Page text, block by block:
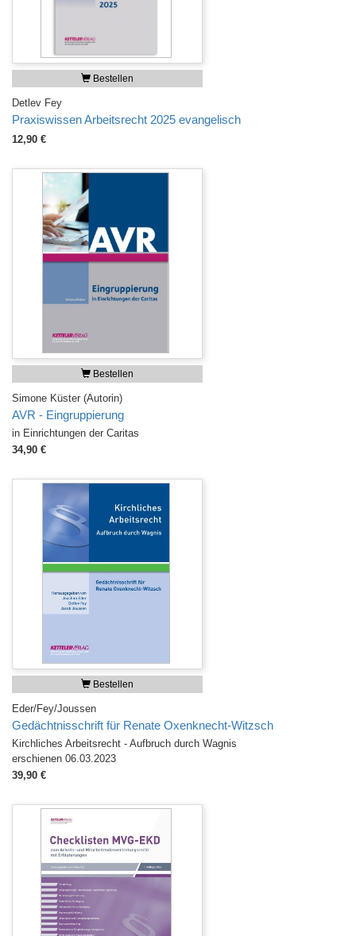
Bestellen
Detlev Fey
Praxiswissen Arbeitsrecht 2025 evangelisch
12,90 €
Bestellen
Simone Küster (Autorin)
AVR - Eingruppierung
in Einrichtungen der Caritas
34,90 €
Bestellen
Eder/Fey/Joussen
Gedächtnisschrift für Renate Oxenknecht-Witzsch
Kirchliches Arbeitsrecht - Aufbruch durch Wagnis
erschienen 06.03.2023
39,90 €